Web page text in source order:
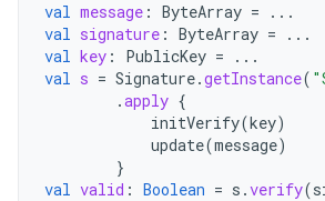
val message : ByteArray =
...
val signature : ByteArray =
...
val key : PublicKey =
...
val s = Signature.getInstance(
.apply {
initVerify(key)
update(message)
}
val valid : Boolean = s .verify(